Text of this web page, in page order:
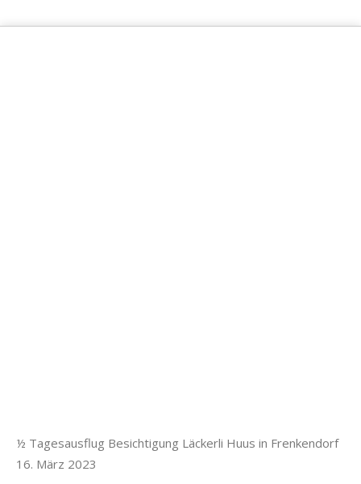
½ Tage­saus­flug Besich­ti­gung Läck­er­li Huus in Frenk­endorf
16. März 2023